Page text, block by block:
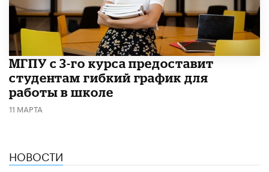
МГПУ с 3-го курса предоставит
студентам гибкий график для
работы в школе
11 МАРТА
НОВОСТИ